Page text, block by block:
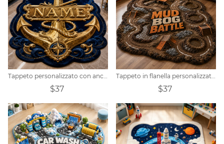
Tappeto personalizzato con ancora reale
$37
Tappeto in flanella personalizzato a tema battaglia nella palude di fango
$37